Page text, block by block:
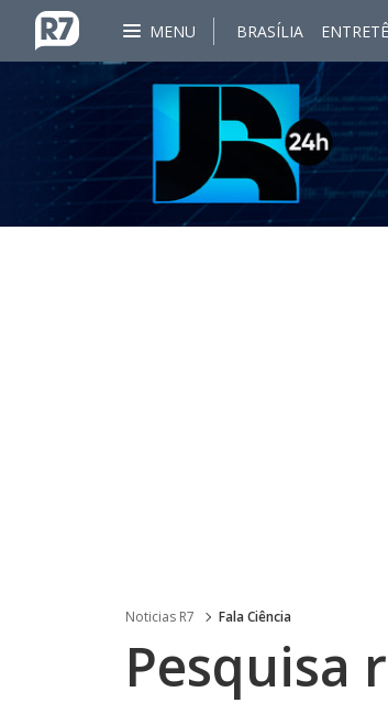
MENU BRASÍLIA ENTRETÊ
Noticias R7 Fala Ciência
Pesquisa